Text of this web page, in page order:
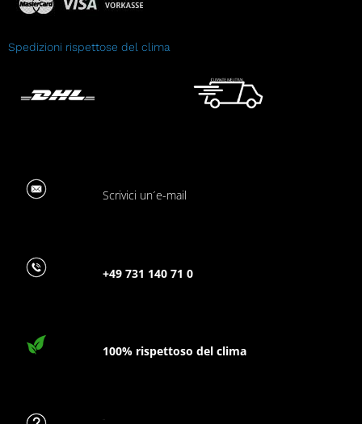
Spedizioni rispettose del clima
Scrivici un´e-mail
+49 731 140 71 0
100% rispettoso del clima